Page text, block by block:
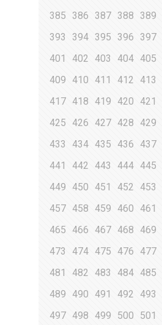
385 386 387 388 389
393
394 395 396 397
401
402 403 404 405
409
410 411 412 413
417 418 419 420 421
425
426 427 428 429
433
434 435 436 437
441
442 443 444 445
449
450 451 452 453
457 458 459 460 461
465
466 467 468 469
473
474 475 476 477
481
482 483 484 485
489
490 491 492 493
497 498 499 500 501